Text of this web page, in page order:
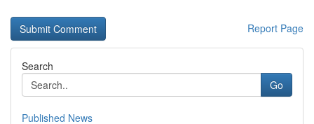
Report Page
Search
Go
Published News